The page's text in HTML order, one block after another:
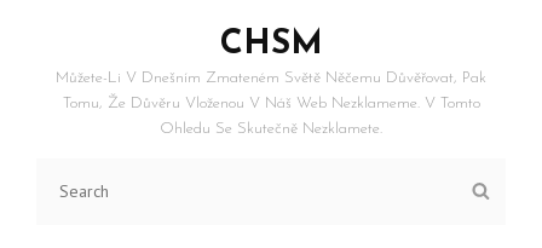
CHSM
Můžete-Li V Dnešním Zmateném Světě Něčemu Důvěřovat, Pak
Tomu, Že Důvěru Vloženou V Náš Web Nezklameme. V Tomto
Ohledu Se Skutečně Nezklamete.